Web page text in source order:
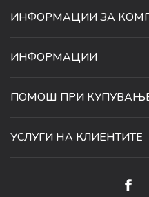
ИНФОРМАЦИИ ЗА
СКОПЈЕ, МАКЕДОНИЈА
070 231 608
ИНФОРМАЦИИ
СОРАБОТКИ
ПОМОШ ПРИ
УСЛУГИ НА КЛИЕНТИТЕ
ПРАВО НА ПОВЛЕКУВАЊЕ